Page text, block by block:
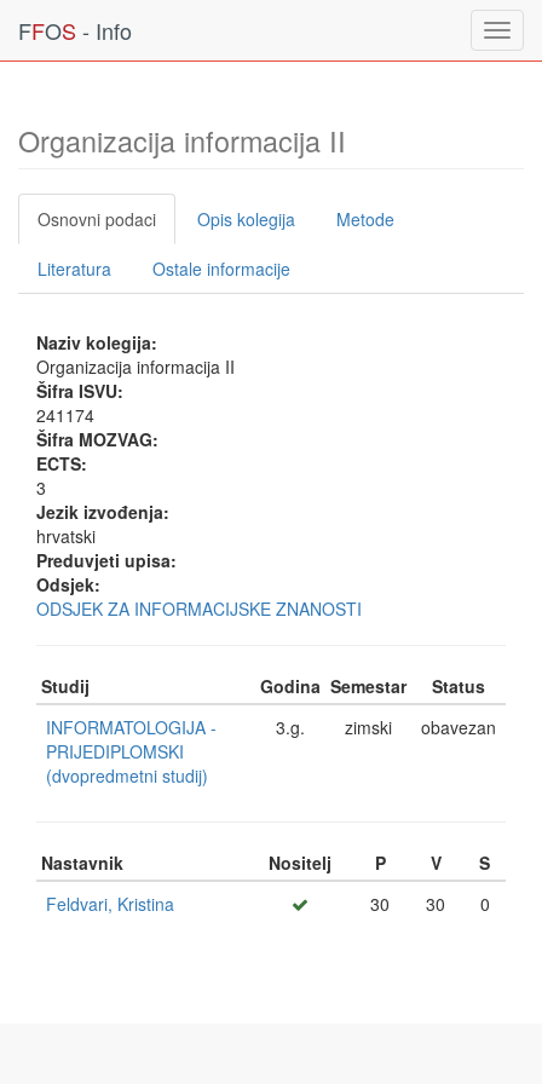
FFOS - Info
Organizacija informacija II
Osnovni podaci Opis kolegija Metode
Literatura Ostale informacije
Naziv kolegija:
Organizacija informacija II
Šifra ISVU:
241174
Šifra MOZVAG:
ECTS:
3
Jezik izvođenja:
hrvatski
Preduvjeti upisa:
Odsjek:
ODSJEK ZA INFORMACIJSKE ZNANOSTI
Studij Godina Semestar
Status
INFORMATOLOGIJA -
PRIJEDIPLOMSKI
(dvopredmetni studij)
3.g. zimski obavezan
Nastavnik Nositelj P V
S
Feldvari, Kristina
30 30 0